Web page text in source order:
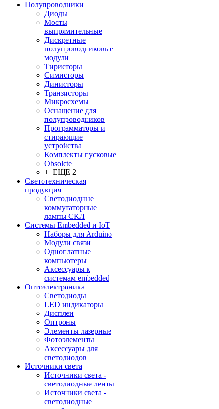
Полупроводники
Диоды
Мосты
выпрямительные
Дискретные
полупроводниковые
модули
Тиристоры
Симисторы
Динисторы
Транзисторы
Микросхемы
Оснащение для
полупроводников
Программаторы и
стирающие
устройства
Комплекты пусковые
Obsolete
+ ЕЩЕ 2
Светотехническая
продукция
Светодиодные
коммутаторные
лампы СКЛ
Системы Embedded и IoT
Наборы для Arduino
Модули связи
Одноплатные
компьютеры
Аксессуары к
системам embedded
Oптоэлектроника
Светодиоды
LED индикаторы
Дисплеи
Оптроны
Элементы лазерные
Фотоэлементы
Аксессуары для
светодиодов
Источники света
Источники света -
светодиодные ленты
Источники света -
светодиодные